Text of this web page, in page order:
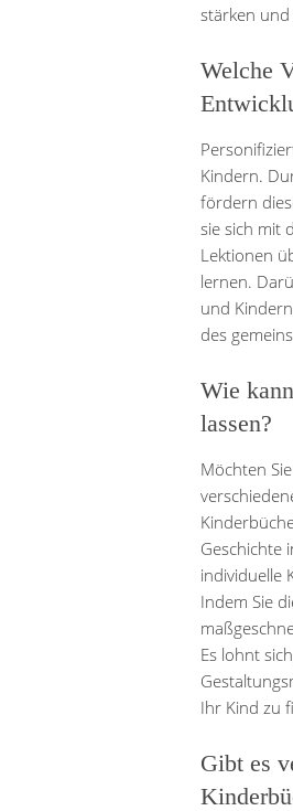
stärken und
Welche
Kindern.
fördern
sie sich mit
Lektionen
lernen.
und
des
Wie
lassen?
Möchten
Geschichte
individuelle
Indem Sie
Es lohnt
Ihr Kind zu
Gibt es